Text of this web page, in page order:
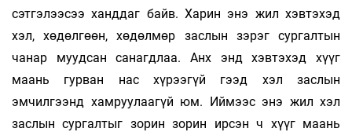
сэтгэлээсээ ханддаг байв. Харин энэ жил хэвтэхэд
хэл, хөдөлгөөн, хөдөлмөр заслын зэрэг сургалтын
чанар муудсан санагдлаа. Анх энд хэвтэхэд хүүг
маань гурван нас хүрээгүй гээд хэл заслын
эмчилгээнд хамруулаагүй юм. Иймээс энэ жил хэл
заслын сургалтыг зорин зорин ирсэн ч хүүг маань